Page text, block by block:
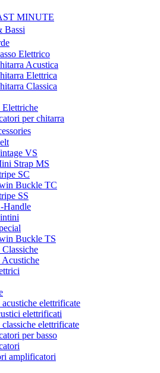
MINUTE
Bassi
Elettrico
Acustica
Elettrica
Classica
Elettriche
per chitarra
VS
Strap MS
SC
Buckle TC
SS
Handle
Buckle TS
Acustiche
elettrificate
elettrificati
elettrificate
per basso
amplificatori